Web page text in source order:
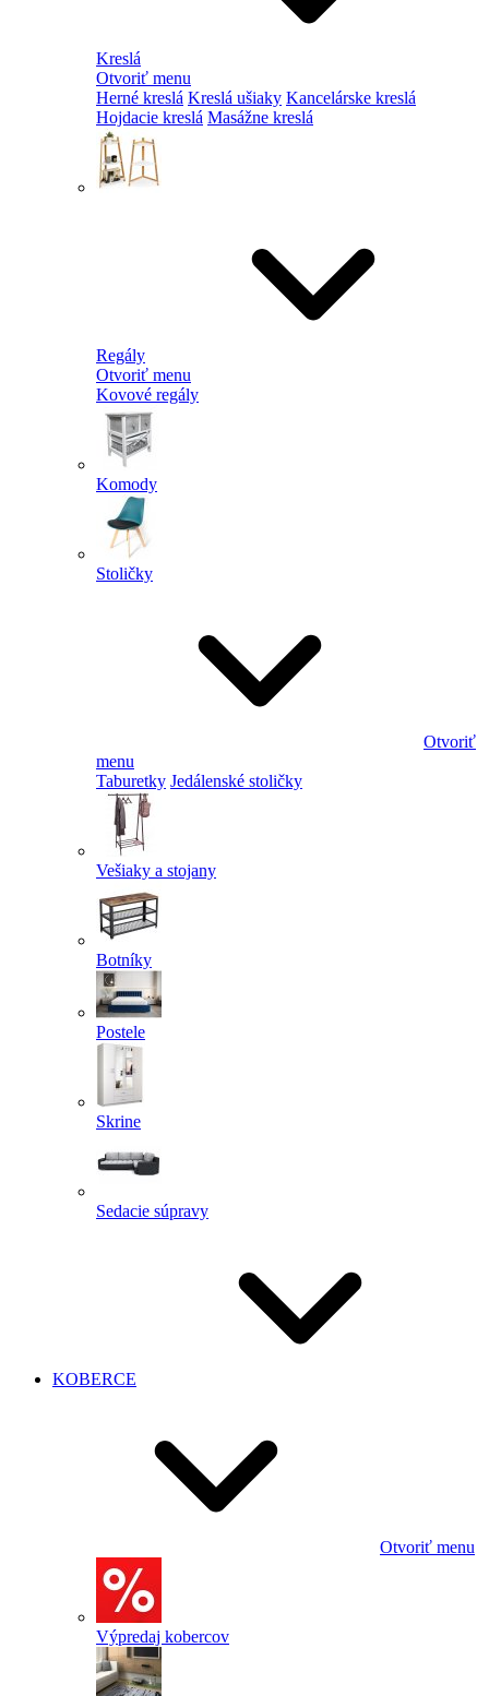
Kreslá
Otvoriť menu
Herné kreslá Kreslá ušiaky Kancelárske kreslá
Hojdacie kreslá Masážne kreslá
Regály
Otvoriť menu
Kovové regály
Komody
Stoličky
Otvoriť
menu
Taburetky Jedálenské stoličky
Vešiaky a stojany
Botníky
Postele
Skrine
Sedacie súpravy
KOBERCE
Otvoriť menu
Výpredaj kobercov